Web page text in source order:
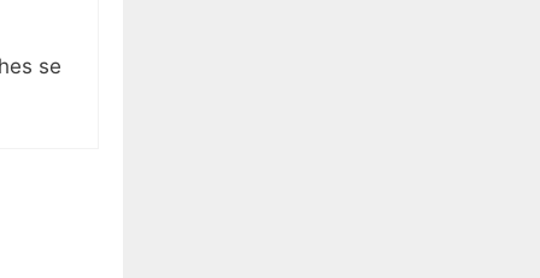
se